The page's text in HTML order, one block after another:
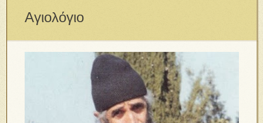
Αγιολόγιο